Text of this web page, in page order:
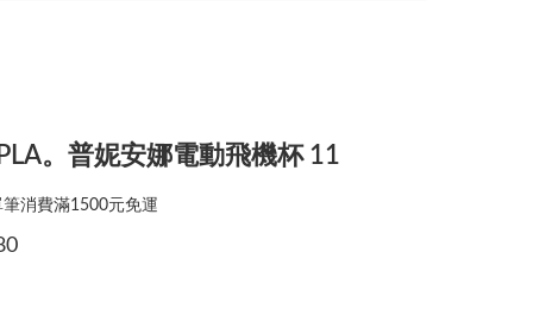
。普妮安娜電動飛機杯 11
消費滿1500元免運